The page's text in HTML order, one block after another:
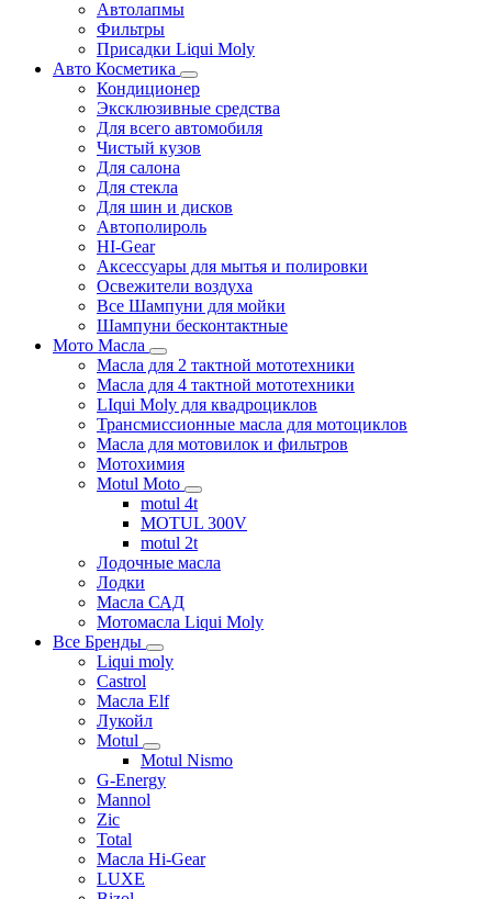
Автолапмы
Фильтры
Присадки Liqui Moly
Авто Косметика
Кондиционер
Эксклюзивные средства
Для всего автомобиля
Чистый кузов
Для салона
Для стекла
Для шин и дисков
Автополироль
HI-Gear
Аксессуары для мытья и полировки
Освежители воздуха
Все Шампуни для мойки
Шампуни бесконтактные
Мото Масла
Масла для 2 тактной мототехники
Масла для 4 тактной мототехники
LIqui Moly для квадроциклов
Трансмиссионные масла для мотоциклов
Масла для мотовилок и фильтров
Мотохимия
Motul Moto
motul 4t
MOTUL 300V
motul 2t
Лодочные масла
Лодки
Масла САД
Мотомасла Liqui Moly
Все Бренды
Liqui moly
Castrol
Масла Elf
Лукойл
Motul
Motul Nismo
G-Energy
Mannol
Zic
Total
Масла Hi-Gear
LUXE